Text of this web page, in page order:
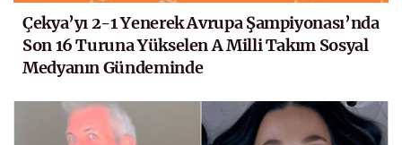
Çekya’yı 2-1 Yenerek Avrupa Şampiyonası’nda
Son 16 Turuna Yükselen A Milli Takım Sosyal
Medyanın Gündeminde